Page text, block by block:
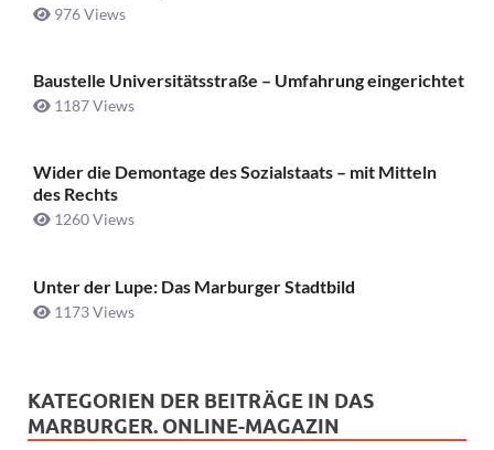
976 Views
Baustelle Universitätsstraße ­– Umfahrung eingerichtet
1187 Views
Wider die Demontage des Sozialstaats – mit Mitteln
des Rechts
1260 Views
Unter der Lupe: Das Marburger Stadtbild
1173 Views
KATEGORIEN DER BEITRÄGE IN DAS
MARBURGER. ONLINE-MAGAZIN